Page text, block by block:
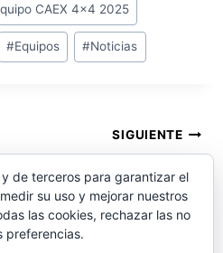
CAEX 4x4 2025
#Equipos #Noticias
SIGUIENTE
los mandos de un
nuevo y espectacular
Proto, participará en el
de terceros para garantizar el
su uso y mejorar nuestros
las cookies, rechazar las no
preferencias.